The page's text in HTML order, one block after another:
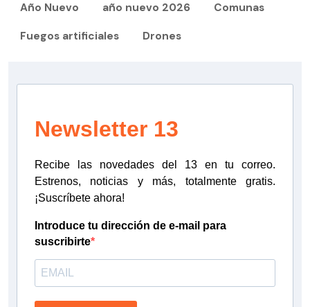
Año Nuevo año nuevo 2026 Comunas
Fuegos artificiales Drones
Newsletter 13
Recibe las novedades del 13 en tu correo.
Estrenos, noticias y más, totalmente gratis.
¡Suscríbete ahora!
Introduce tu dirección de e-mail para
suscribirte